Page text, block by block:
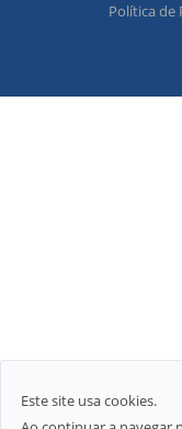
Política de
Este site usa cookies.